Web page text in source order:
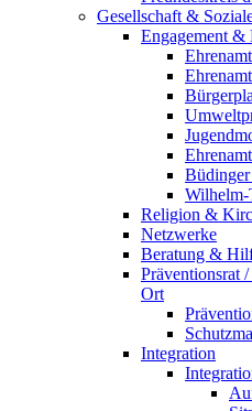
Gesellschaft &
Engagement &
Wilhelm-
Religion &
Netzwerke
Beratung &
Präventionsrat
Ort
Integration